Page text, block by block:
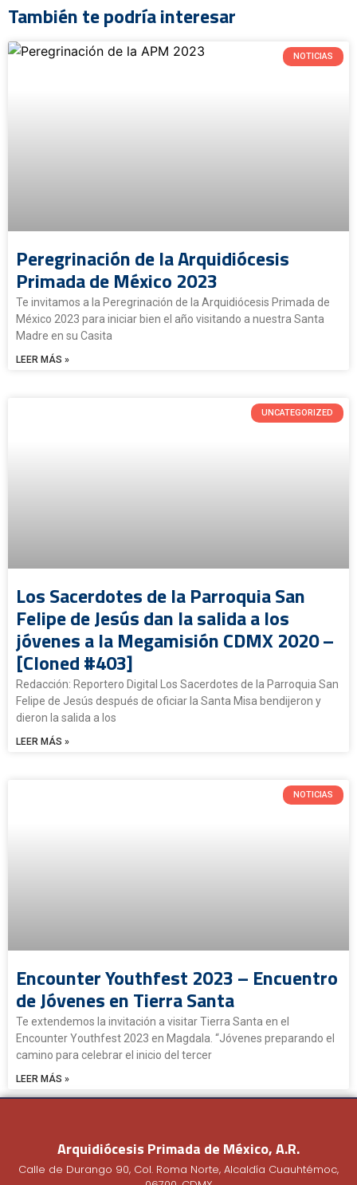
También te podría interesar
NOTICIAS
Peregrinación de la Arquidiócesis
Primada de México 2023
Te invitamos a la Peregrinación de la Arquidiócesis Primada de
México 2023 para iniciar bien el año visitando a nuestra Santa
Madre en su Casita
LEER MÁS »
UNCATEGORIZED
Los Sacerdotes de la Parroquia San
Felipe de Jesús dan la salida a los
jóvenes a la Megamisión CDMX 2020 –
[Cloned #403]
Redacción: Reportero Digital Los Sacerdotes de la Parroquia San
Felipe de Jesús después de oficiar la Santa Misa bendijeron y
dieron la salida a los
LEER MÁS »
NOTICIAS
Encounter Youthfest 2023 – Encuentro
de Jóvenes en Tierra Santa
Te extendemos la invitación a visitar Tierra Santa en el
Encounter Youthfest 2023 en Magdala. “Jóvenes preparando el
camino para celebrar el inicio del tercer
LEER MÁS »
Arquidiócesis Primada de México, A.R.
Calle de Durango 90, Col. Roma Norte, Alcaldía Cuauhtémoc,